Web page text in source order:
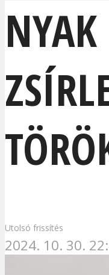
NYAK
Utolsó frissítés
2024. 10. 30.